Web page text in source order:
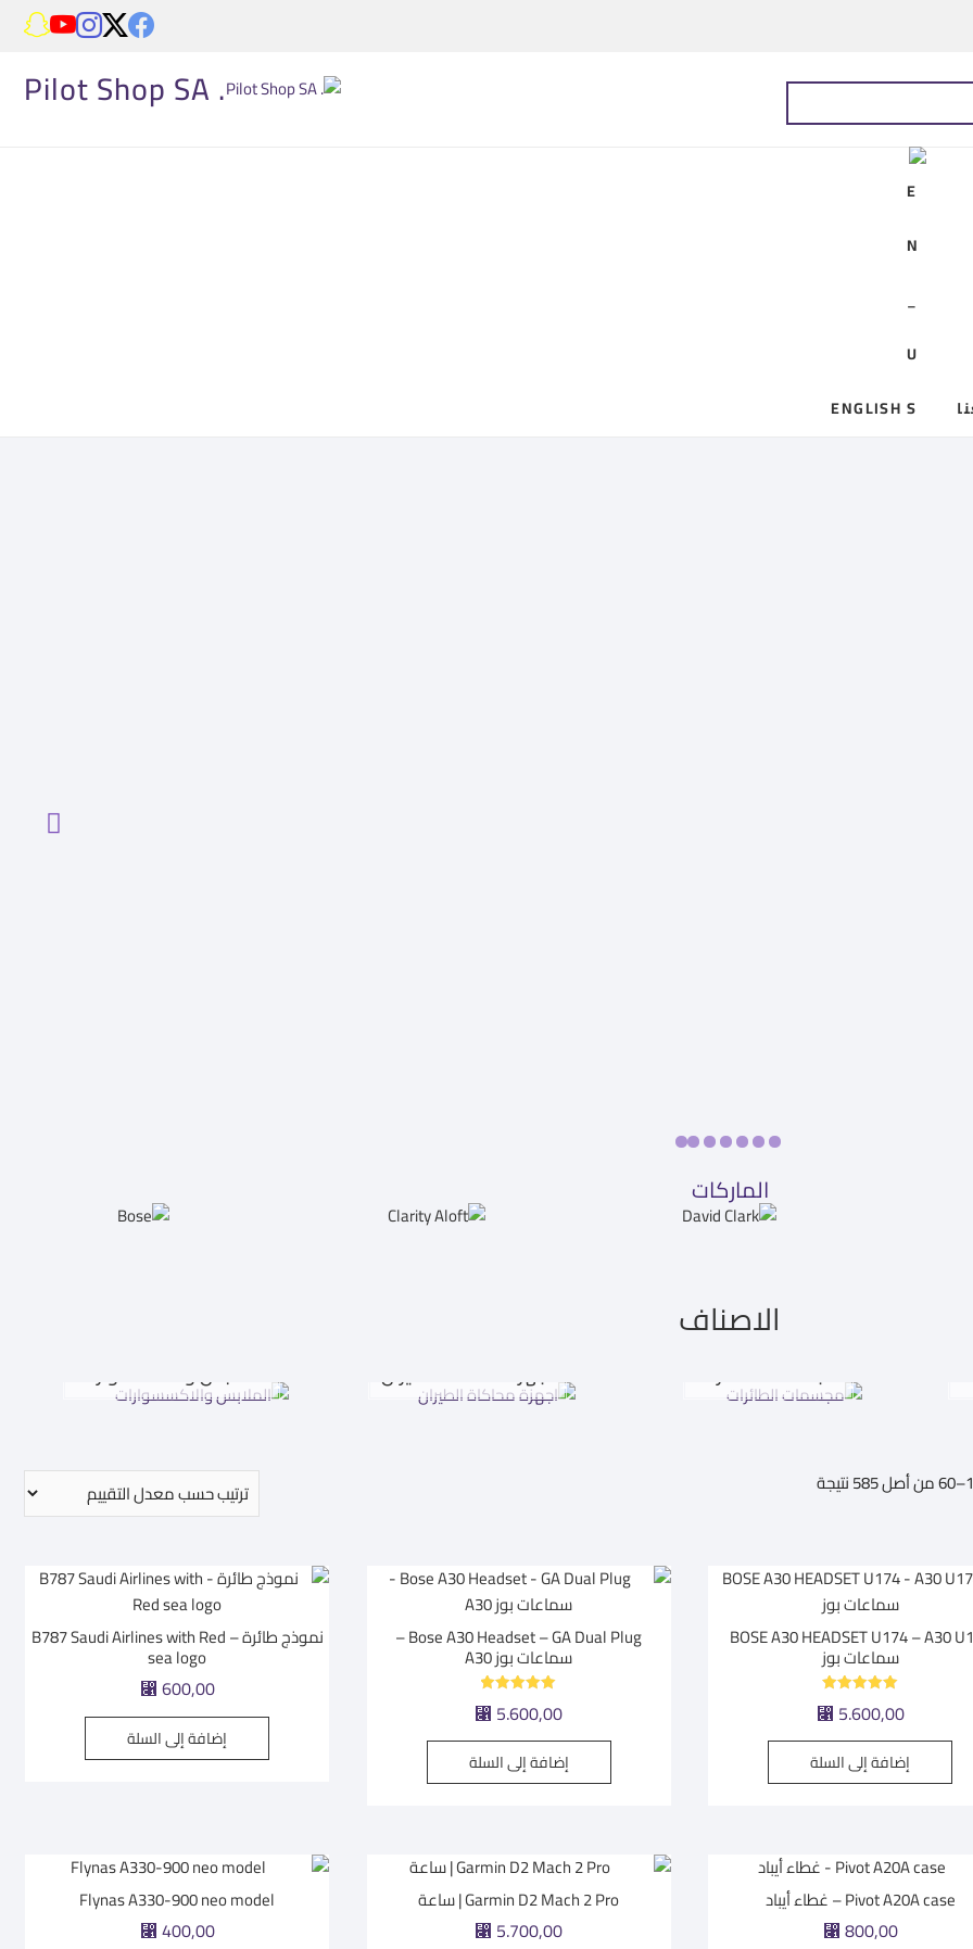
. Pilot Shop SA
ENGLISH
الماركات
الاصناف
الملابس والاكسسوارات اجهزة محاكاة الطيران مجسمات الطائرات
تم
التقييم
BOSE A30 HEADSET U174 – A30
سماعات بوز
5.00
⃁ 5.600,00
إضافة إلى السلة
Bose A30 Headset – GA Dual Plug –
سماعات بوز A30
5.00
⃁ 5.600,00
إضافة إلى السلة
نموذج طائرة – B787 Saudi Airlines with Red
sea logo
⃁600,00
إضافة إلى السلة
Pivot A20A case – غطاء أيباد
⃁800,00
Garmin D2 Mach 2 Pro | ساعة
⃁ 5.700,00
Flynas A330-900 neo model
⃁400,00